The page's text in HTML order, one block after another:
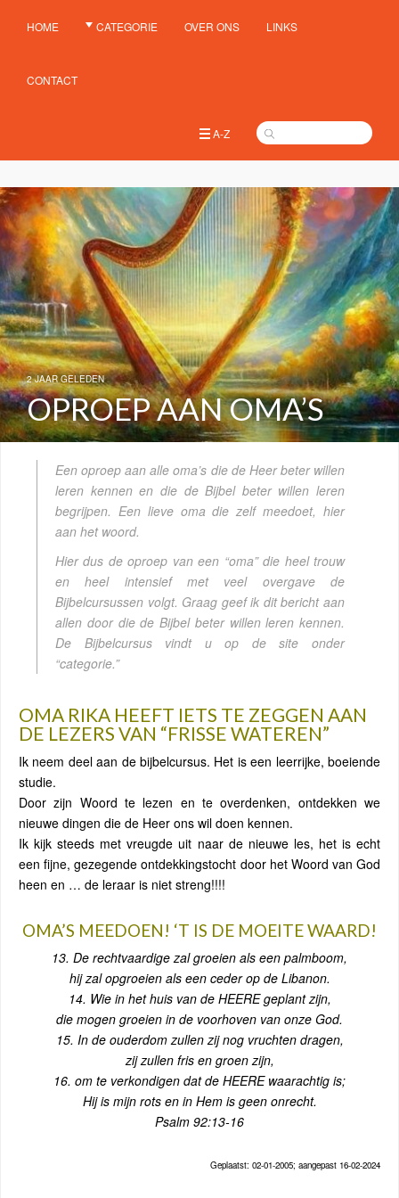
HOME CATEGORIE OVER ONS LINKS
CONTACT
A-Z
2 JAAR GELEDEN
OPROEP AAN OMA’S
Een oproep aan alle oma’s die de Heer beter willen
leren kennen en die de Bijbel beter willen leren
begrijpen. Een lieve oma die zelf meedoet, hier
aan het woord.
Hier dus de oproep van een “oma” die heel trouw
en heel intensief met veel overgave de
Bijbelcursussen volgt. Graag geef ik dit bericht aan
allen door die de Bijbel beter willen leren kennen.
De Bijbelcursus vindt u op de site onder
“categorie.”
OMA RIKA HEEFT IETS TE ZEGGEN AAN
DE LEZERS VAN “FRISSE WATEREN”
Ik neem deel aan de bijbelcursus. Het is een leerrijke, boeiende
studie.
Door zijn Woord te lezen en te overdenken, ontdekken we
nieuwe dingen die de Heer ons wil doen kennen.
Ik kijk steeds met vreugde uit naar de nieuwe les, het is echt
een fijne, gezegende ontdekkingstocht door het Woord van God
heen en … de leraar is niet streng!!!!
OMA’S MEEDOEN! ‘T IS DE MOEITE WAARD!
13. De rechtvaardige zal groeien als een palmboom,
hij zal opgroeien als een ceder op de Libanon.
14. Wie in het huis van de HEERE geplant zijn,
die mogen groeien in de voorhoven van onze God.
15. In de ouderdom zullen zij nog vruchten dragen,
zij zullen fris en groen zijn,
16. om te verkondigen dat de HEERE waarachtig is;
Hij is mijn rots en in Hem is geen onrecht.
Psalm 92:13-16
Geplaatst: 02-01-2005; aangepast 16-02-2024